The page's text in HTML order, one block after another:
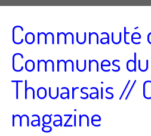
Communauté
Communes du
Thouarsais //
magazine